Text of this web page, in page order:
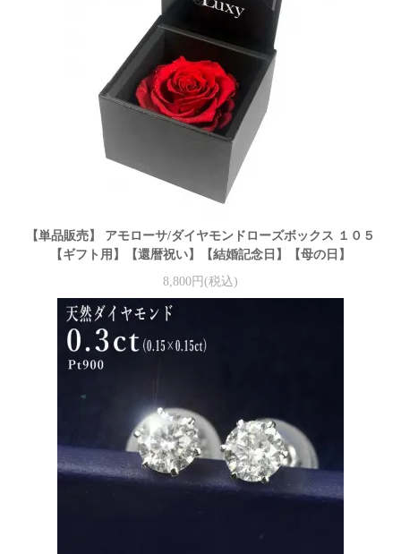
【単品販売】 アモローサ/ダイヤモンドローズボックス １０５
【ギフト用】【還暦祝い】【結婚記念日】【母の日】
8,800円(税込)